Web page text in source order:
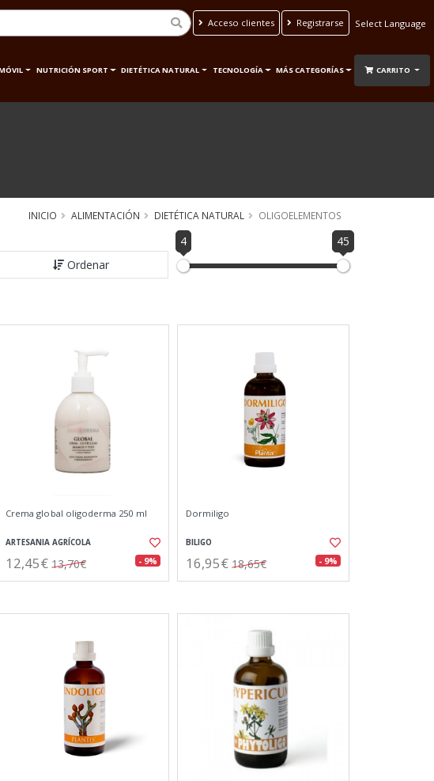
Acceso clientes Registrarse
Translate
NUTRICIÓN SPORT DIETÉTICA NATURAL TECNOLOGÍA MÁS CATEGORÍAS CARRITO
INICIO ALIMENTACIÓN DIETÉTICA NATURAL OLIGOELEMENTOS
Ordenar
4 45
Crema global oligoderma 250 ml
ARTESANIA AGRÍCOLA
12,45€ 13,70€ - 9%
Dormiligo
BILIGO
16,95€ 18,65€ - 9%